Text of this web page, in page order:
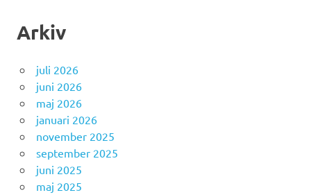
Arkiv
juli 2026
juni 2026
maj 2026
januari 2026
november 2025
september 2025
juni 2025
maj 2025